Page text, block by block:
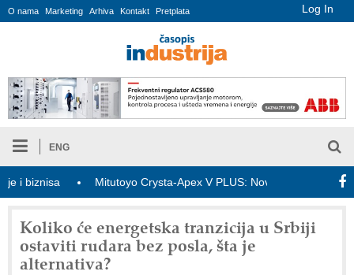
Log In
O nama Marketing Arhiva Kontakt Pretplata
ENG
Mitutoyo Crysta-Apex V PLUS: Nova era CNC merenja
Koliko će energetska tranzicija u Srbiji
ostaviti rudara bez posla, šta je
alternativa?